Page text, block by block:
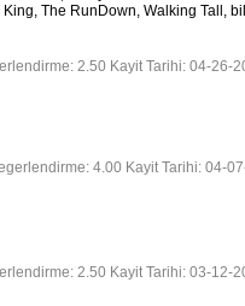
The RunDown, Walking Tall,
2.50 Kayit Tarihi: 04-26-
4.00 Kayit Tarihi: 04-
2.50 Kayit Tarihi: 03-12-